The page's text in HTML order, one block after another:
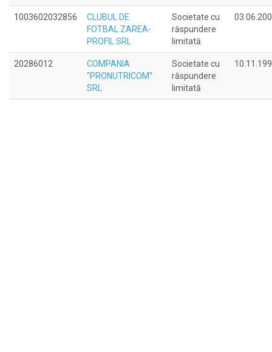
1003602032856
CLUBUL DE
FOTBAL ZAREA-
PROFIL SRL
Societate cu
răspundere
limitată
20286012
COMPANIA
"PRONUTRICOM"
SRL
Societate cu
răspundere
limitată